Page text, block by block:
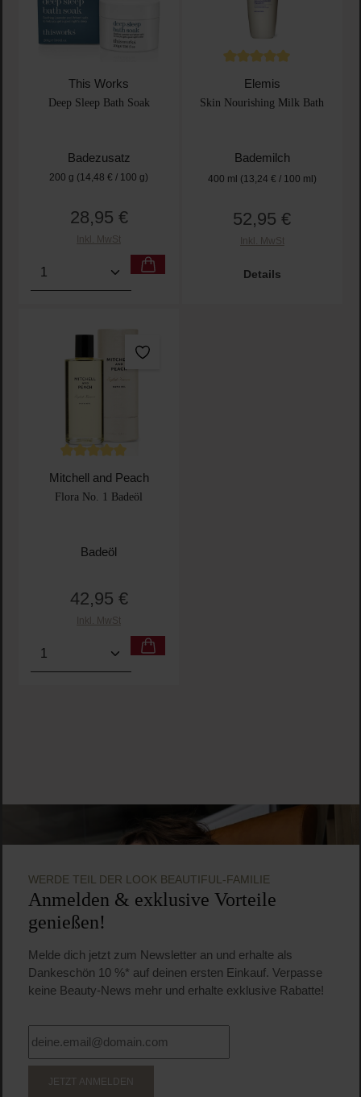
This Works
Deep Sleep Bath Soak
Badezusatz
200 g (14,48 € / 100 g)
Regulärer Preis:
28,95 €
Inkl. MwSt
Produkt Anzahl: Gib den gewünschten Wert ein
Elemis
Skin Nourishing Milk Bath
Bademilch
400 ml (13,24 € / 100 ml)
Regulärer Preis:
52,95 €
Inkl. MwSt
Details
Mitchell and Peach
Flora No. 1 Badeöl
Badeöl
Regulärer Preis:
42,95 €
Inkl. MwSt
Produkt Anzahl: Gib den gewünschten Wert ein
WERDE TEIL DER LOOK BEAUTIFUL-FAMILIE
Anmelden & exklusive Vorteile
genießen!
Melde dich jetzt zum Newsletter an und erhalte als
Dankeschön 10 %* auf deinen ersten Einkauf. Verpasse
keine Beauty-News mehr und erhalte exklusive Rabatte!
JETZT ANMELDEN